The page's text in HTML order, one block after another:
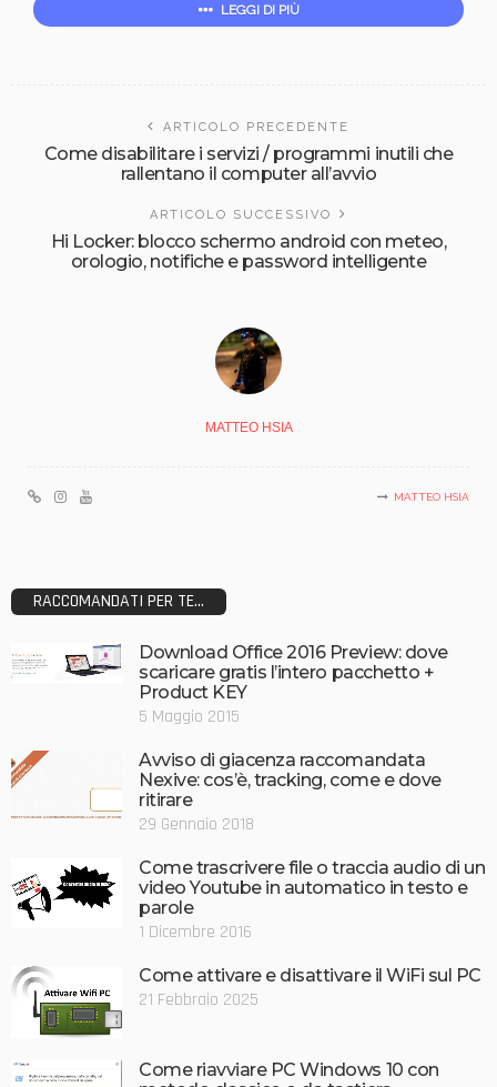
LEGGI DI PIÙ
ARTICOLO PRECEDENTE
Come disabilitare i servizi / programmi inutili che
rallentano il computer all’avvio
ARTICOLO SUCCESSIVO
Hi Locker: blocco schermo android con meteo,
orologio, notifiche e password intelligente
MATTEO HSIA
MATTEO HSIA
RACCOMANDATI PER TE...
Download Office 2016 Preview: dove
scaricare gratis l’intero pacchetto +
Product KEY
5 Maggio 2015
Avviso di giacenza raccomandata
Nexive: cos’è, tracking, come e dove
ritirare
29 Gennaio 2018
Come trascrivere file o traccia audio di un
video Youtube in automatico in testo e
parole
1 Dicembre 2016
Come attivare e disattivare il WiFi sul PC
21 Febbraio 2025
Come riavviare PC Windows 10 con